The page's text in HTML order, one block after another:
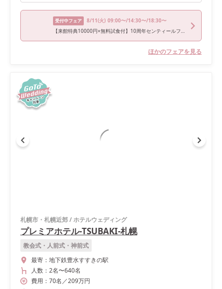
受付中フェア 8/11(火) 09:00〜/14:30〜/18:30〜
【来館特典10000円×無料試食付】10周年センティールフェア
ほかのフェアを見る
札幌市・札幌近郊/ホテルウェディング
プレミアホテル-TSUBAKI-札幌
教会式・人前式・神前式
最寄： 地下鉄豊水すすきの駅
人数： 2名〜640名
費用： 70名 ／209万円